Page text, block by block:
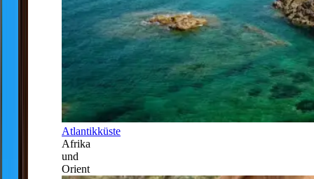
Atlantikküste
Afrika
und
Orient